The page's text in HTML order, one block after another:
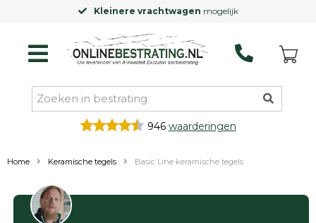
Kleinere vrachtwagen mogelijk
946 waarderingen
Home Keramische tegels Basic Line keramische tegels
Filter op